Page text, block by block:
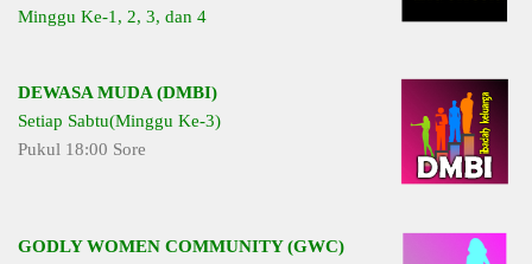
Minggu Ke-1, 2, 3, dan 4
DEWASA MUDA (DMBI)
Setiap Sabtu(Minggu Ke-3)
Pukul 18:00 Sore
GODLY WOMEN COMMUNITY (GWC)